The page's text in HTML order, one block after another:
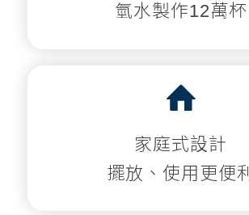
氫水製作12萬杯
家庭式設計
擺放、使用更便利